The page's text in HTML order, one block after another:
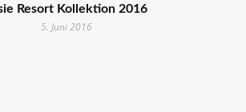
Resort Kollektion 2016
5. Juni 2016